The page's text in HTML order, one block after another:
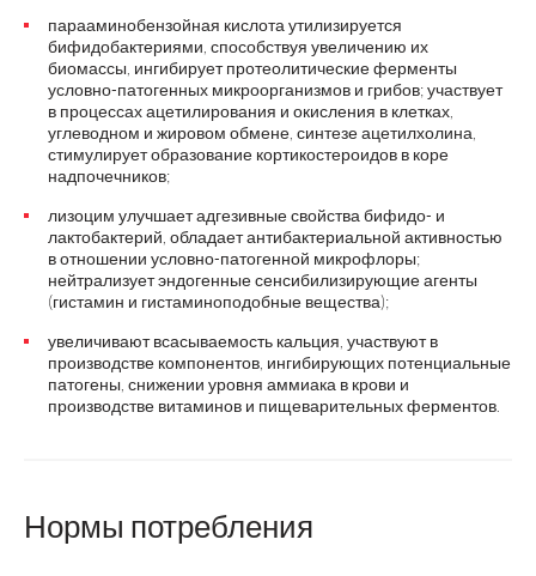
парааминобензойная кислота утилизируется
бифидобактериями, способствуя увеличению их
биомассы, ингибирует протеолитические ферменты
условно-патогенных микроорганизмов и грибов; участвует
в процессах ацетилирования и окисления в клетках,
углеводном и жировом обмене, синтезе ацетилхолина,
стимулирует образование кортикостероидов в коре
надпочечников;
лизоцим улучшает адгезивные свойства бифидо- и
лактобактерий, обладает антибактериальной активностью
в отношении условно-патогенной микрофлоры;
нейтрализует эндогенные сенсибилизирующие агенты
(гистамин и гистаминоподобные вещества);
увеличивают всасываемость кальция, участвуют в
производстве компонентов, ингибирующих потенциальные
патогены, снижении уровня аммиака в крови и
производстве витаминов и пищеварительных ферментов.
Нормы потребления